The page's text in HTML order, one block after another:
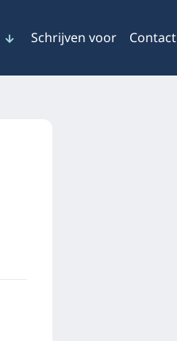
Schrijven voor Contact